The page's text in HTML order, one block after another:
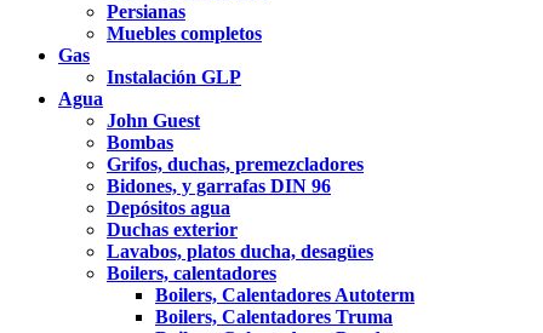
Persianas
Muebles completos
Gas
Instalación GLP
Agua
John Guest
Bombas
Grifos, duchas, premezcladores
Bidones, y garrafas DIN 96
Depósitos agua
Duchas exterior
Lavabos, platos ducha, desagües
Boilers, calentadores
Boilers, Calentadores Autoterm
Boilers, Calentadores Truma